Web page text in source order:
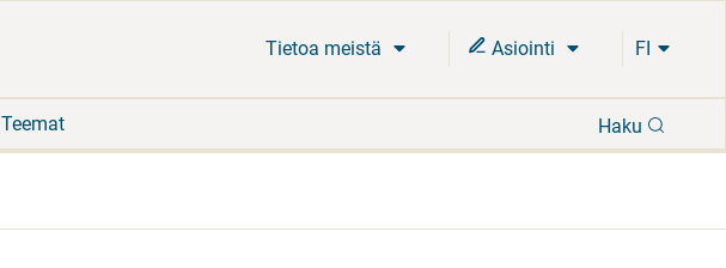
Tietoa meistä Asiointi FI
Teemat Haku